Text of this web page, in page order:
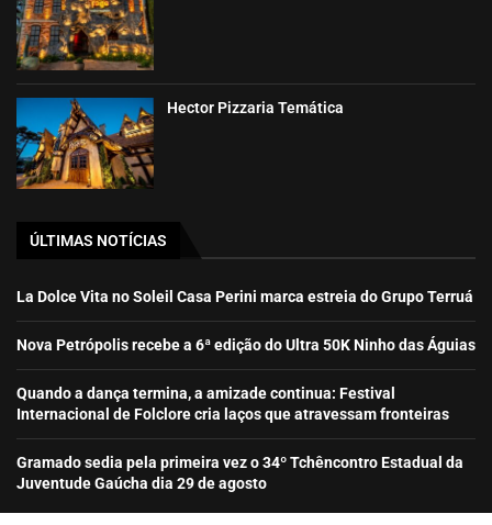
Hector Pizzaria Temática
ÚLTIMAS NOTÍCIAS
La Dolce Vita no Soleil Casa Perini marca estreia do Grupo Terruá
Nova Petrópolis recebe a 6ª edição do Ultra 50K Ninho das Águias
Quando a dança termina, a amizade continua: Festival
Internacional de Folclore cria laços que atravessam fronteiras
Gramado sedia pela primeira vez o 34º Tchêncontro Estadual da
Juventude Gaúcha dia 29 de agosto